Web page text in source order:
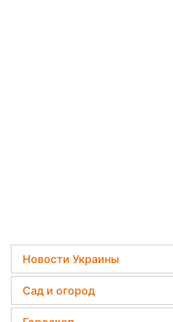
Новости Украины
Телеграм новости Украины
Пенсии в Украине
Сад и огород
Садовод назвал самое